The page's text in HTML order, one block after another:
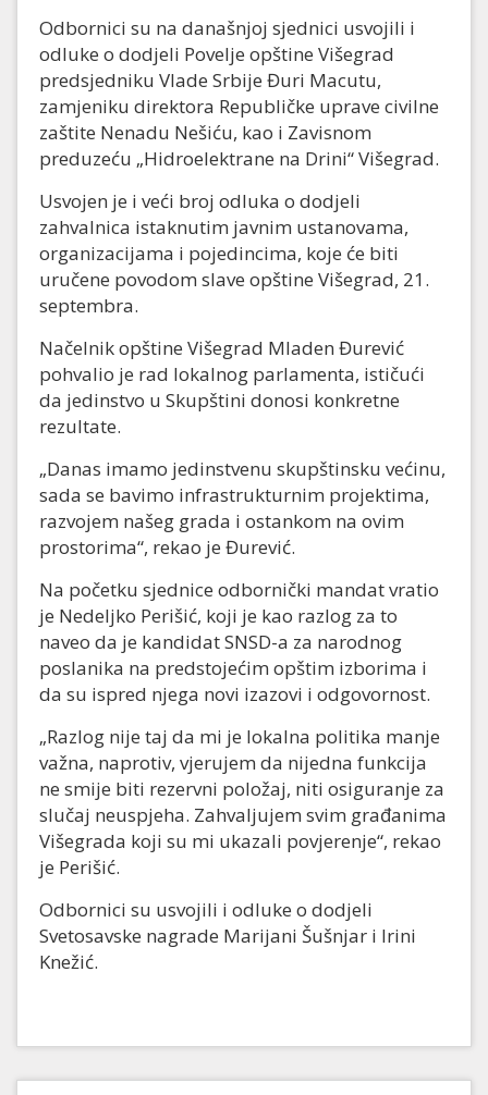
Odbornici su na današnjoj sjednici usvojili i
odluke o dod‌jeli Povelje opštine Višegrad
predsjedniku Vlade Srbije Đuri Macutu,
zamjeniku direktora Republičke uprave civilne
zaštite Nenadu Nešiću, kao i Zavisnom
preduzeću „Hidroelektrane na Drini“ Višegrad.
Usvojen je i veći broj odluka o dod‌jeli
zahvalnica istaknutim javnim ustanovama,
organizacijama i pojedincima, koje će biti
uručene povodom slave opštine Višegrad, 21.
septembra.
Načelnik opštine Višegrad Mladen Đurević
pohvalio je rad lokalnog parlamenta, ističući
da jedinstvo u Skupštini donosi konkretne
rezultate.
„Danas imamo jedinstvenu skupštinsku većinu,
sada se bavimo infrastrukturnim projektima,
razvojem našeg grada i ostankom na ovim
prostorima“, rekao je Đurević.
Na početku sjednice odbornički mandat vratio
je Nedeljko Perišić, koji je kao razlog za to
naveo da je kandidat SNSD-a za narodnog
poslanika na predstojećim opštim izborima i
da su ispred njega novi izazovi i odgovornost.
„Razlog nije taj da mi je lokalna politika manje
važna, naprotiv, vjerujem da nijedna funkcija
ne smije biti rezervni položaj, niti osiguranje za
slučaj neuspjeha. Zahvaljujem svim građanima
Višegrada koji su mi ukazali povjerenje“, rekao
je Perišić.
Odbornici su usvojili i odluke o dod‌jeli
Svetosavske nagrade Marijani Šušnjar i Irini
Knežić.